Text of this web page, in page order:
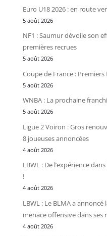
Euro U18 2026 : en route
5 août 2026
NF1 : Saumur dévoile son
premières recrues
5 août 2026
Coupe de France : Premiers
5 août 2026
WNBA : La prochaine
5 août 2026
Ligue 2 Voiron : Gros
8 joueuses annoncées
4 août 2026
LBWL : De l’expérience
!
4 août 2026
LBWL : Le BLMA a
menace offensive dans ses
4 août 2026